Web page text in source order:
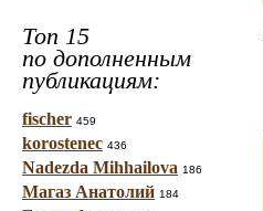
Топ 15
по дополненным
публикациям:
fischer 459
korostenec 436
Nadezda Mihhailova 186
Магаз Анатолий 184